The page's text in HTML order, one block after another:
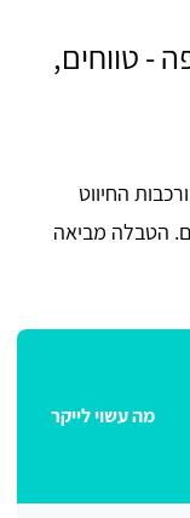
- טווחים,
החיווט
הטבלה מביאה
מה עשוי לייקר